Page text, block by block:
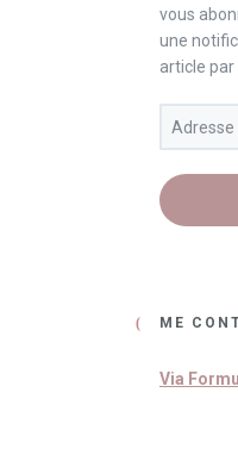
vous
une
article par
ME
Via